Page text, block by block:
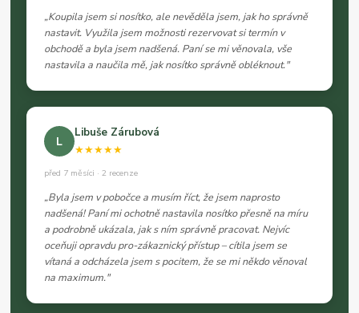
„Koupila jsem si nosítko, ale nevěděla jsem, jak ho správně
nastavit. Využila jsem možnosti rezervovat si termín v
obchodě a byla jsem nadšená. Paní se mi věnovala, vše
nastavila a naučila mě, jak nosítko správně obléknout."
L
Libuše Zárubová
★★★★★
před 7 měsíci · 2 recenze
„Byla jsem v pobočce a musím říct, že jsem naprosto
nadšená! Paní mi ochotně nastavila nosítko přesně na míru
a podrobně ukázala, jak s ním správně pracovat. Nejvíc
oceňuji opravdu pro-zákaznický přístup – cítila jsem se
vítaná a odcházela jsem s pocitem, že se mi někdo věnoval
na maximum."